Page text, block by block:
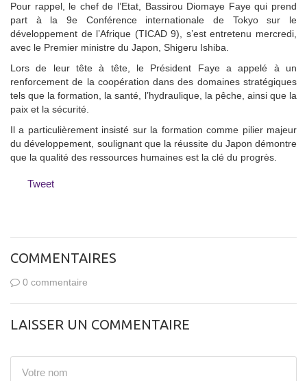
Pour rappel, le chef de l’Etat, Bassirou Diomaye Faye qui prend
part à la 9e Conférence internationale de Tokyo sur le
développement de l’Afrique (TICAD 9), s’est entretenu mercredi,
avec le Premier ministre du Japon, Shigeru Ishiba.
Lors de leur tête à tête, le Président Faye a appelé à un
renforcement de la coopération dans des domaines stratégiques
tels que la formation, la santé, l’hydraulique, la pêche, ainsi que la
paix et la sécurité.
Il a particulièrement insisté sur la formation comme pilier majeur
du développement, soulignant que la réussite du Japon démontre
que la qualité des ressources humaines est la clé du progrès.
Tweet
COMMENTAIRES
0 commentaire
LAISSER UN COMMENTAIRE